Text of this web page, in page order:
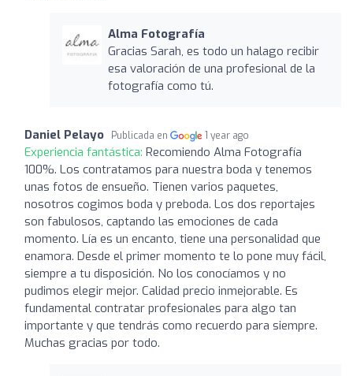
Alma Fotografía
Gracias Sarah, es todo un halago recibir
esa valoración de una profesional de la
fotografía como tú.
Daniel Pelayo Publicada en 1 year ago
Experiencia fantástica: Recomiendo Alma Fotografía
100%. Los contratamos para nuestra boda y tenemos
unas fotos de ensueño. Tienen varios paquetes,
nosotros cogimos boda y preboda. Los dos reportajes
son fabulosos, captando las emociones de cada
momento. Lía es un encanto, tiene una personalidad que
enamora. Desde el primer momento te lo pone muy fácil,
siempre a tu disposición. No los conocíamos y no
pudimos elegir mejor. Calidad precio inmejorable. Es
fundamental contratar profesionales para algo tan
importante y que tendrás como recuerdo para siempre.
Muchas gracias por todo.